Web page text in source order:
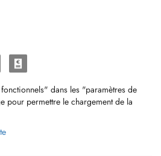
dans les "paramètres de
pour permettre le chargement de la